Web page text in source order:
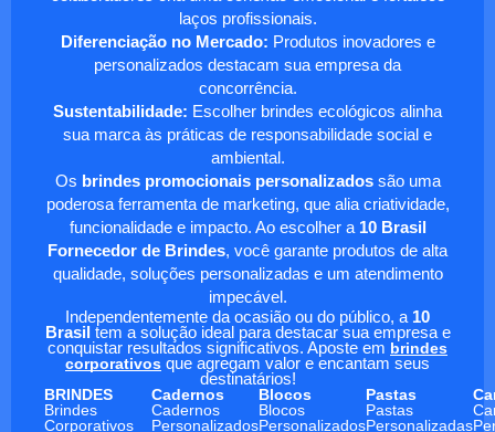
laços profissionais.
Diferenciação no Mercado: Produtos inovadores e
personalizados destacam sua empresa da
concorrência.
Sustentabilidade: Escolher brindes ecológicos alinha
sua marca às práticas de responsabilidade social e
ambiental.
Os brindes promocionais personalizadossão uma
poderosa ferramenta de marketing, que alia criatividade,
funcionalidade e impacto. Ao escolher a 10 Brasil
Fornecedor de Brindes, você garante produtos de alta
qualidade, soluções personalizadas e um atendimento
impecável.
Independentemente da ocasião ou do público, a 10
Brasil tem a solução ideal para destacar sua empresa e
conquistar resultados significativos. Aposte em brindes
corporativos que agregam valor e encantam seus
destinatários!
BRINDES
Cadernos Blocos Pastas
Brindes
Corporativos
Cadernos
Personalizados
Blocos
Personalizados
Pastas
Personalizadas